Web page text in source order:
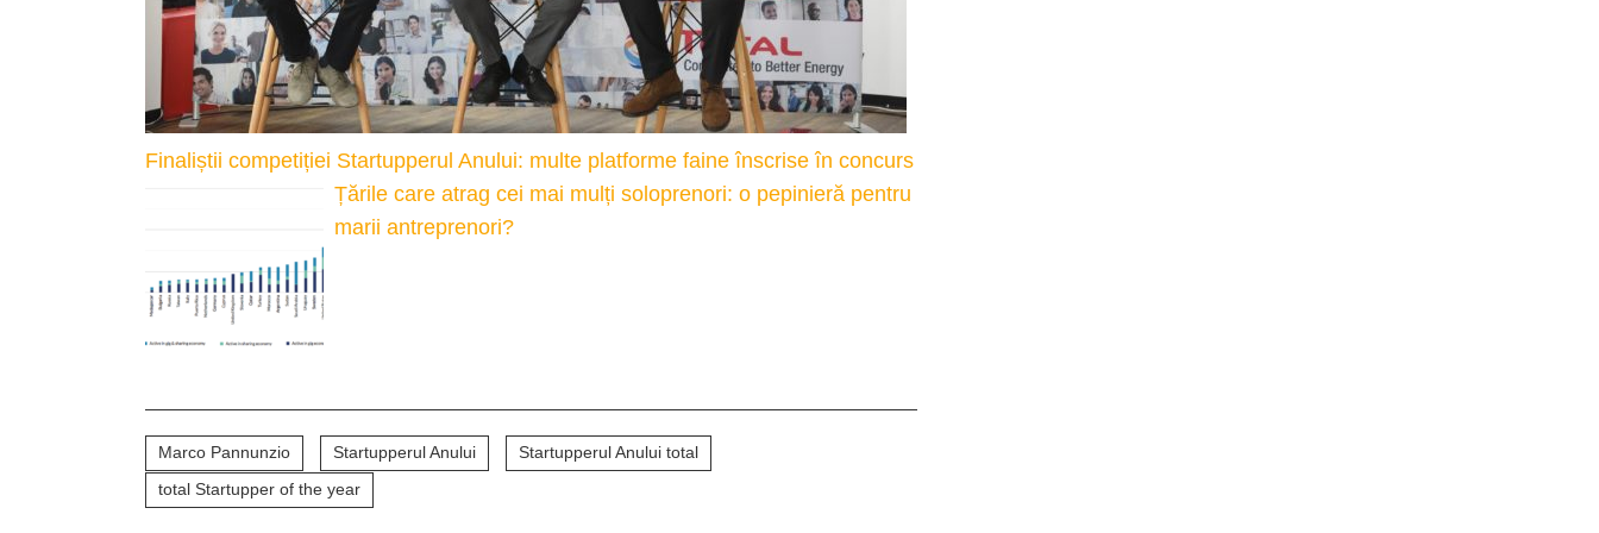
Finaliștii competiției Startupperul Anului: multe platforme faine înscrise în concurs
Țările care atrag cei mai mulți soloprenori: o pepinieră pentru
marii antreprenori?
Marco Pannunzio Startupperul Anului
Startupperul Anului total
total Startupper of the year